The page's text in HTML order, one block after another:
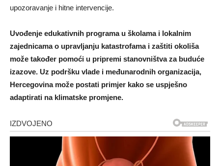
upozoravanje i hitne intervencije.
Uvođenje edukativnih programa u školama i lokalnim
zajednicama o upravljanju katastrofama i zaštiti okoliša
može također pomoći u pripremi stanovništva za buduće
izazove. Uz podršku vlade i međunarodnih organizacija,
Hercegovina može postati primjer kako se uspješno
adaptirati na klimatske promjene.